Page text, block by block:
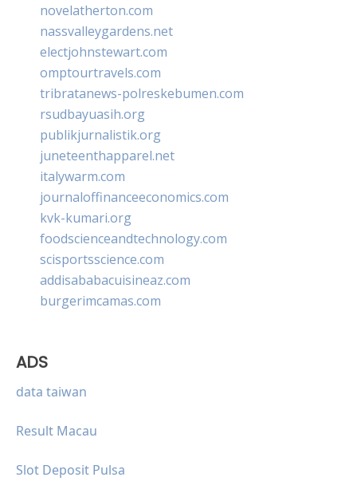
novelatherton.com
nassvalleygardens.net
electjohnstewart.com
omptourtravels.com
tribratanews-polreskebumen.com
rsudbayuasih.org
publikjurnalistik.org
juneteenthapparel.net
italywarm.com
journaloffinanceeconomics.com
kvk-kumari.org
foodscienceandtechnology.com
scisportsscience.com
addisababacuisineaz.com
burgerimcamas.com
ADS
data taiwan
Result Macau
Slot Deposit Pulsa